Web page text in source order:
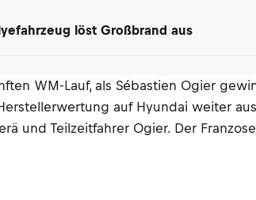
löst Großbrand aus
WM-Lauf, als Sébastien Ogier
auf Hyundai weiter
und Teilzeitfahrer Ogier. Der